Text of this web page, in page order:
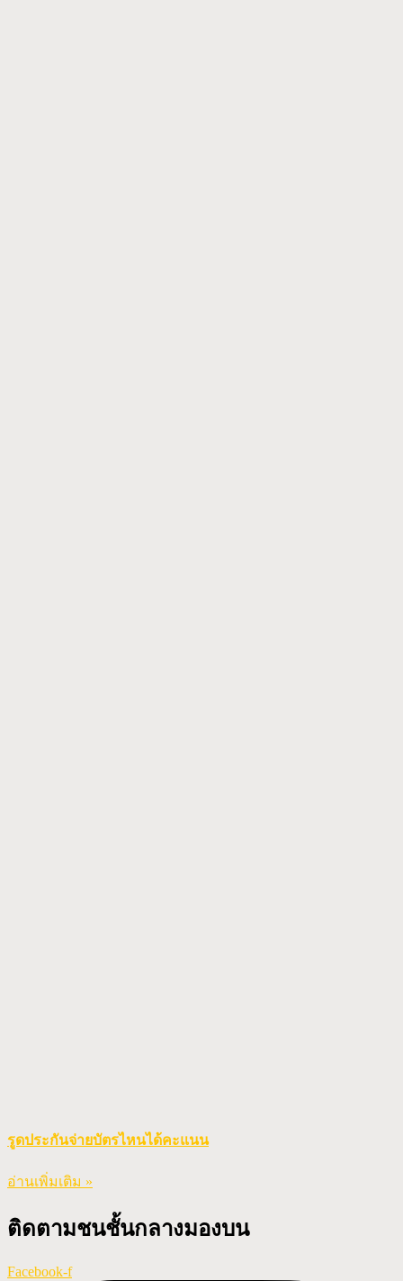
รูดประกันจ่ายบัตรไหนได้คะแนน
อ่านเพิ่มเติม »
ติดตามชนชั้นกลางมองบน
Facebook-f